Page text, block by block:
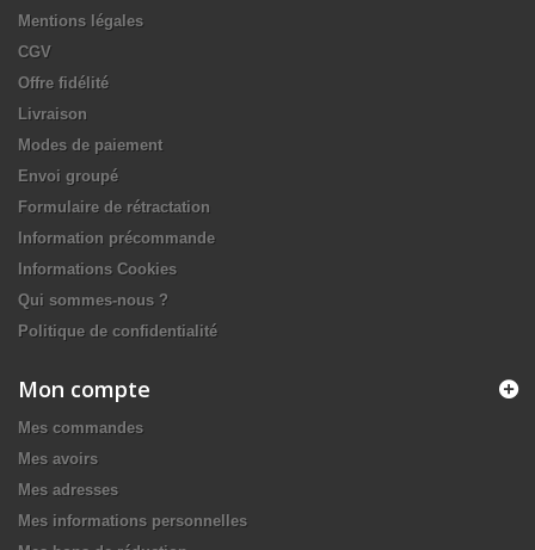
Mentions légales
CGV
Offre fidélité
Livraison
Modes de paiement
Envoi groupé
Formulaire de rétractation
Information précommande
Informations Cookies
Qui sommes-nous ?
Politique de confidentialité
Mon compte
Mes commandes
Mes avoirs
Mes adresses
Mes informations personnelles